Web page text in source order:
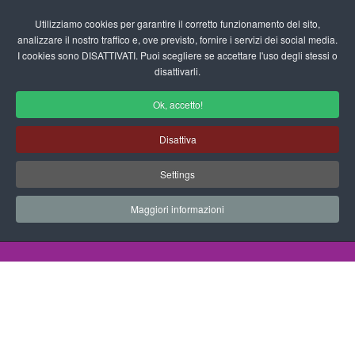
Utilizziamo cookies per garantire il corretto funzionamento del sito,
analizzare il nostro traffico e, ove previsto, fornire i servizi dei social media.
I cookies sono DISATTIVATI. Puoi scegliere se accettare l'uso degli stessi o
disattivarli.
Ok, accetto!
Disattiva
Settings
Maggiori informazioni
fas
Disegni da Colorare Dinosauri
Progetti Didattici, Disegni, Schede
Didattiche e tanto altro ancora.
Disegni da Colorare